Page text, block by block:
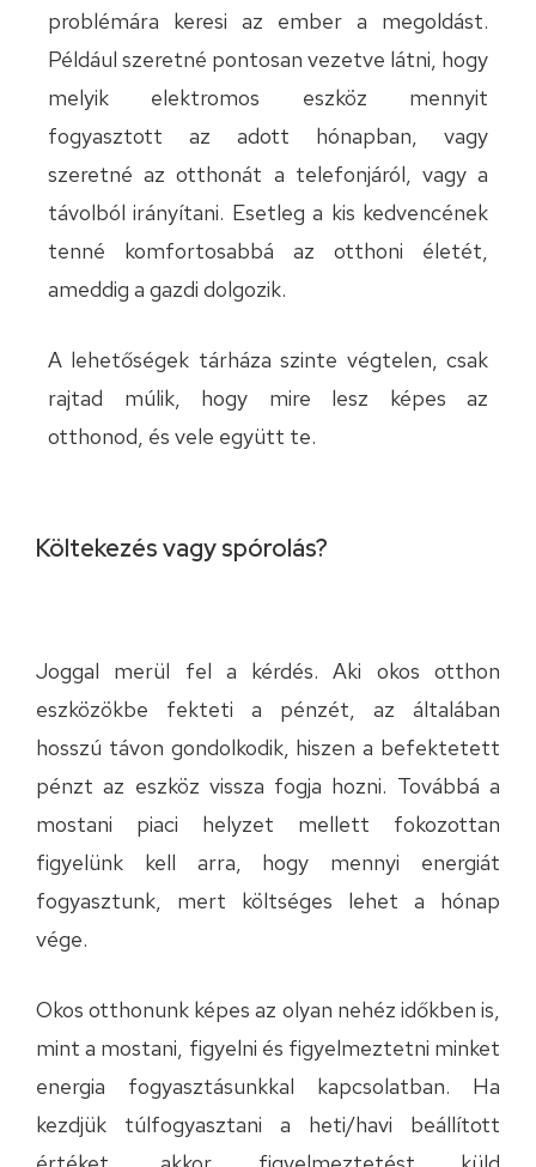
problémára keresi az ember a megoldást.
Például szeretné pontosan vezetve látni, hogy
melyik elektromos eszköz mennyit
fogyasztott az adott hónapban, vagy
szeretné az otthonát a telefonjáról, vagy a
távolból irányítani. Esetleg a kis kedvencének
tenné komfortosabbá az otthoni életét,
ameddig a gazdi dolgozik.
A lehetőségek tárháza szinte végtelen, csak
rajtad múlik, hogy mire lesz képes az
otthonod, és vele együtt te.
Költekezés vagy spórolás?
Joggal merül fel a kérdés. Aki okos otthon
eszközökbe fekteti a pénzét, az általában
hosszú távon gondolkodik, hiszen a befektetett
pénzt az eszköz vissza fogja hozni. Továbbá a
mostani piaci helyzet mellett fokozottan
figyelünk kell arra, hogy mennyi energiát
fogyasztunk, mert költséges lehet a hónap
vége.
Okos otthonunk képes az olyan nehéz időkben is,
mint a mostani, figyelni és figyelmeztetni minket
energia fogyasztásunkkal kapcsolatban. Ha
kezdjük túlfogyasztani a heti/havi beállított